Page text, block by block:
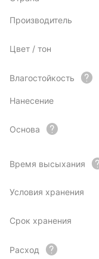
Производитель
Цвет / тон
Влагостойкость
Нанесение
Основа
Время высыхания
Условия хранения
Срок хранения
Расход